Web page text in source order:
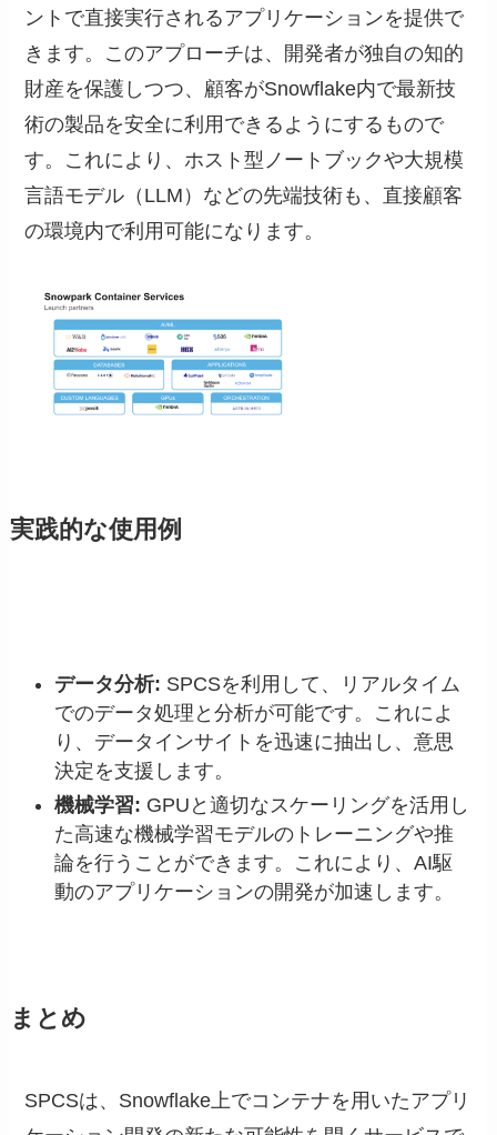
ントで直接実行されるアプリケーションを提供で
きます。このアプローチは、開発者が独自の知的
財産を保護しつつ、顧客がSnowflake内で最新技
術の製品を安全に利用できるようにするもので
す。これにより、ホスト型ノートブックや大規模
言語モデル（LLM）などの先端技術も、直接顧客
の環境内で利用可能になります。
実践的な使用例
データ分析: SPCSを利用して、リアルタイム
でのデータ処理と分析が可能です。これによ
り、データインサイトを迅速に抽出し、意思
決定を支援します。
機械学習: GPUと適切なスケーリングを活用し
た高速な機械学習モデルのトレーニングや推
論を行うことができます。これにより、AI駆
動のアプリケーションの開発が加速します。
まとめ
SPCSは、Snowflake上でコンテナを用いたアプリ